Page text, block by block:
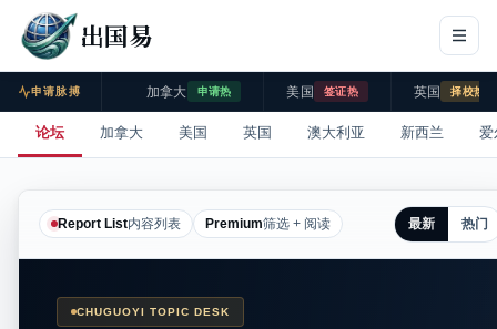
出国易
申请脉搏 加拿大 申请热 美国 签证热 英国 择校热
论坛 加拿大 美国 英国 澳大利亚 新西兰 爱
Report List内容列表 Premium筛选 + 阅读 最新 热门
CHUGUOYI TOPIC DESK